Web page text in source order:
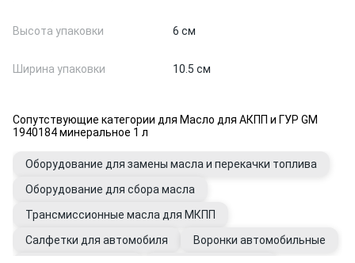
Высота упаковки 6 см
Ширина упаковки 10.5 см
Сопутствующие категории для Масло для АКПП и ГУР GM
1940184 минеральное 1 л
Оборудование для замены масла и перекачки топлива
Оборудование для сбора масла
Трансмиссионные масла для МКПП
Салфетки для автомобиля
Воронки автомобильные